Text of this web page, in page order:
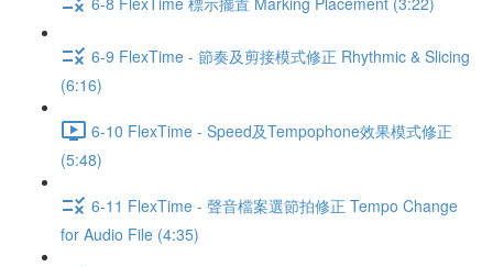
6-9 FlexTime - 節奏及剪接模式修正 Rhythmic & Slicing
(6:16)
6-10 FlexTime - Speed及Tempophone效果模式修正
(5:48)
6-11 FlexTime - 聲音檔案選節拍修正 Tempo Change
for Audio File (4:35)